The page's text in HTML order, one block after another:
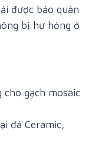
được bảo quản
bị hư hỏng ở
cho gạch mosaic
đá Ceramic,